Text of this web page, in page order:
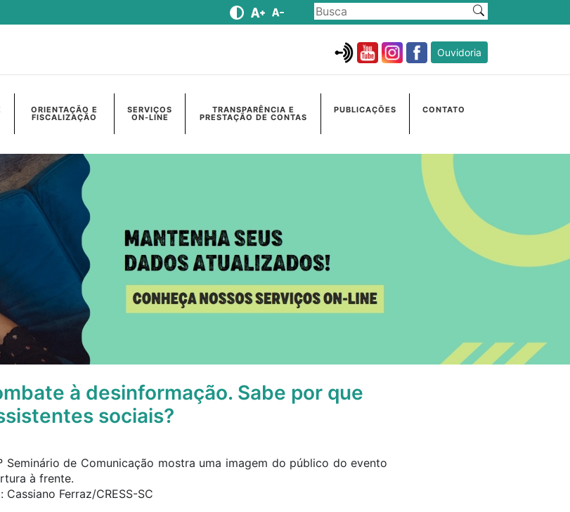
Ouvidoria
ORIENTAÇÃO E
FISCALIZAÇÃO
SERVIÇOS
ON-LINE
TRANSPARÊNCIA E
PRESTAÇÃO DE CONTAS
PUBLICAÇÕES CONTATO
à desinformação. Sabe por que
sociais?
Ferraz/CRESS-SC